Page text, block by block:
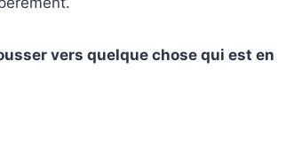
vers quelque chose qui est en